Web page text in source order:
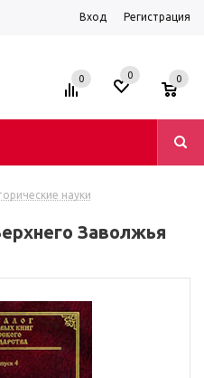
Вход Регистрация
0 0 0
науки
Заволжья